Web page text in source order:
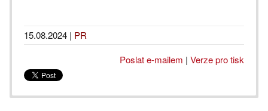
15.08.2024 | PR
Poslat e-mailem | Verze pro tisk